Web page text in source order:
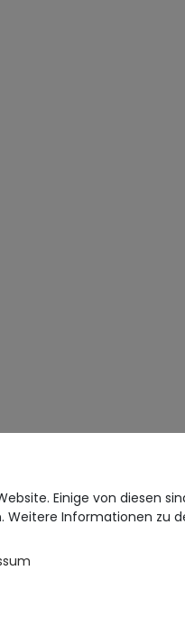
Einige von diesen
Weitere Informationen zu